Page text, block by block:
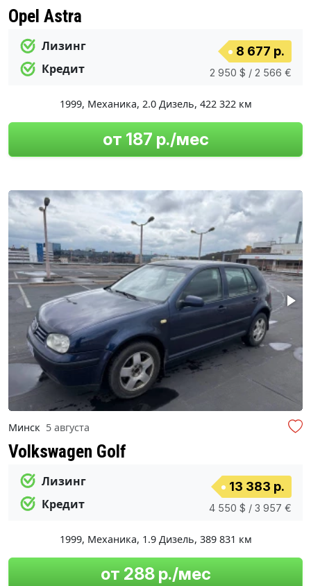
Opel Astra
Лизинг
Кредит
8 677 р.
2 950 $ / 2 566 €
1999, Механика, 2.0 Дизель, 422 322 км
от 187 р./мес
Минск 5 августа
Volkswagen Golf
Лизинг
Кредит
13 383 р.
4 550 $ / 3 957 €
1999, Механика, 1.9 Дизель, 389 831 км
от 288 р./мес